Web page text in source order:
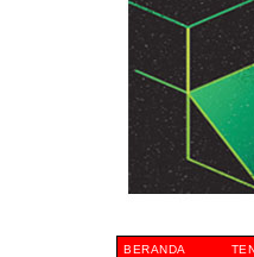
BERANDA